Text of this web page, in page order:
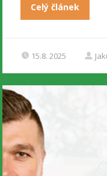
Celý článek
15.8. 2025